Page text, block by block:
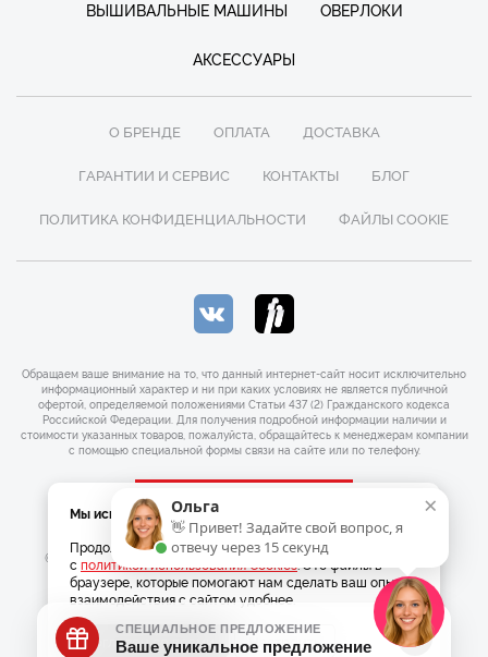
ВЫШИВАЛЬНЫЕ МАШИНЫ ОВЕРЛОКИ
АКСЕССУАРЫ
О БРЕНДЕ ОПЛАТА ДОСТАВКА
ГАРАНТИИ И СЕРВИС КОНТАКТЫ БЛОГ
ПОЛИТИКА КОНФИДЕНЦИАЛЬНОСТИ ФАЙЛЫ COOKIE
Обращаем ваше внимание на то, что данный интернет-сайт носит исключительно
информационный характер и ни при каких условиях не является публичной
офертой, определяемой положениями Статьи 437 (2) Гражданского кодекса
Российской Федерации. Для получения подробной информации наличии и
стоимости указанных товаров, пожалуйста, обращайтесь к менеджерам компании
с помощью специальной формы связи на сайте или по телефону.
ЗАКАЗАТЬ ЗВОНОК
© 2026 Официальный интернет магазин Bernina. ОГРНИП
316547600101493
Разработка| Веб-аналитика
×
Мы используем Cookies
Продолжая использовать наш сайт, вы соглашаетесь
с политикой использования Cookies. Это файлы в
браузере, которые помогают нам сделать ваш опыт
взаимодействия с сайтом удобнее.
Согласен со всеми Настроить
×
Ольга
👋 Привет! Задайте свой вопрос, я
отвечу через 15 секунд